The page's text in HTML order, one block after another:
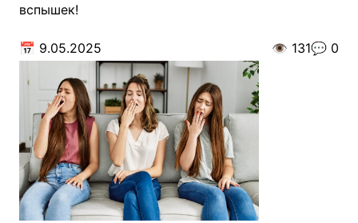
вспышек!
📅 9.05.2025 👁️ 131💬 0